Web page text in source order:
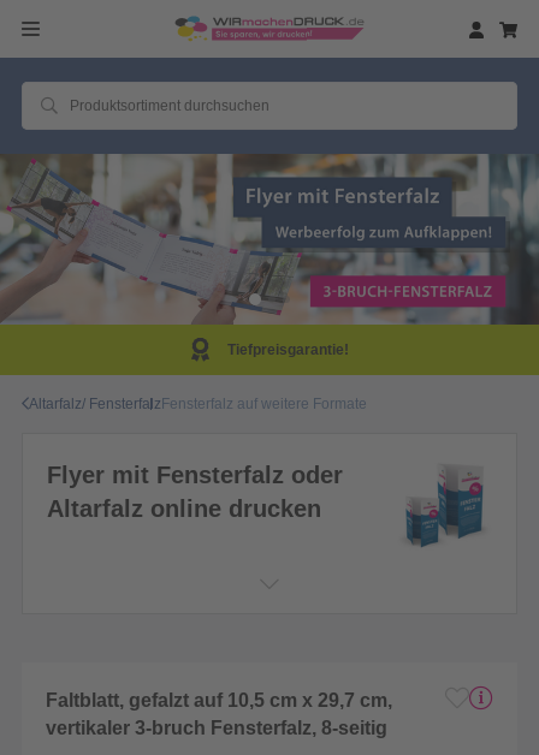
Altarfalz/ FensterfalzFensterfalz auf weitere Formate
Flyer mit Fensterfalz oder
Altarfalz online drucken
Faltblatt, gefalzt auf 10,5 cm x 29,7 cm,
vertikaler 3-bruch Fensterfalz, 8-seitig